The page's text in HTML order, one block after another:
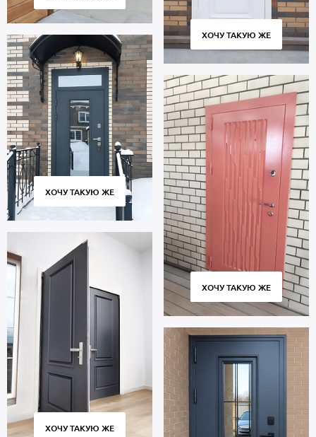
ХОЧУ ТАКУЮ ЖЕ
ХОЧУ ТАКУЮ ЖЕ
ХОЧУ ТАКУЮ ЖЕ
ХОЧУ ТАКУЮ ЖЕ